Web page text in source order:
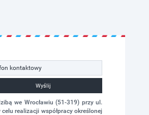
Wyślij
we Wrocławiu (51-319) przy ul.
realizacji współpracy określonej